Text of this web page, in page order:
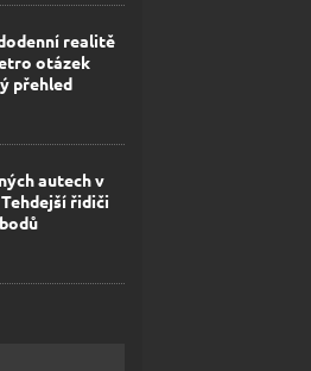
realitě
otázek
přehled
autech v
řidiči